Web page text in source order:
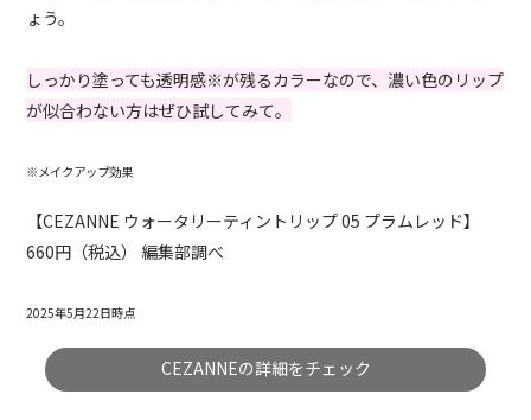
ょう。
しっかり塗っても透明感※が残るカラーなので、濃い色のリップ
が似合わない方はぜひ試してみて。
※メイクアップ効果
【CEZANNE ウォータリーティントリップ 05 プラムレッド】
660円（税込） 編集部調べ
2025年5月22日時点
CEZANNEの詳細をチェック